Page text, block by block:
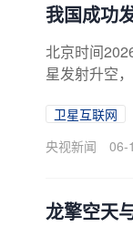
我国成功
北京时间
星发射升空
卫星互联网
央视新闻
06-
龙擎空天